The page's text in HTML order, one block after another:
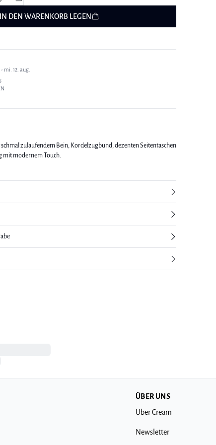
IN DEN WARENKORB LEGEN
mi. 12. aug.
zulaufendem Bein, Kordelzugbund, dezenten Seitentaschen
mit modernem Touch.
ÜBER UNS
Über Cream
Newsletter